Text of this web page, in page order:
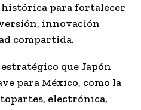
para fortalecer
innovación
compartida.
que Japón
para México, como la
electrónica,